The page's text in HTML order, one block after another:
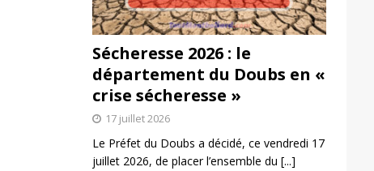
Sécheresse 2026 : le
département du Doubs en «
crise sécheresse »
17 juillet 2026
Le Préfet du Doubs a décidé, ce vendredi 17
juillet 2026, de placer l’ensemble du [...]